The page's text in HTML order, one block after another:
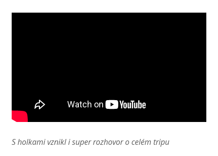
S holkami vznikl i super rozhovor o celém tripu